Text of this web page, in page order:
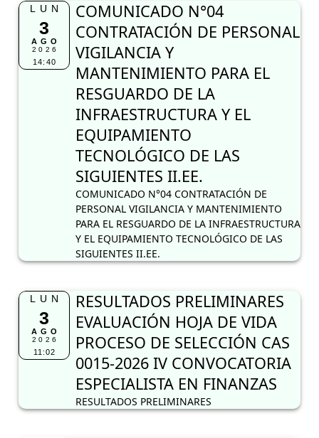
LUN
3
AGO
2026
14:40
COMUNICADO N°04
CONTRATACIÓN DE PERSONAL
VIGILANCIA Y
MANTENIMIENTO PARA EL
RESGUARDO DE LA
INFRAESTRUCTURA Y EL
EQUIPAMIENTO
TECNOLÓGICO DE LAS
SIGUIENTES II.EE.
COMUNICADO N°04 CONTRATACIÓN DE
PERSONAL VIGILANCIA Y MANTENIMIENTO
PARA EL RESGUARDO DE LA INFRAESTRUCTURA
Y EL EQUIPAMIENTO TECNOLÓGICO DE LAS
SIGUIENTES II.EE.
LUN
3
AGO
2026
11:02
RESULTADOS PRELIMINARES
EVALUACIÓN HOJA DE VIDA
PROCESO DE SELECCIÓN CAS
0015-2026 IV CONVOCATORIA
ESPECIALISTA EN FINANZAS
RESULTADOS PRELIMINARES